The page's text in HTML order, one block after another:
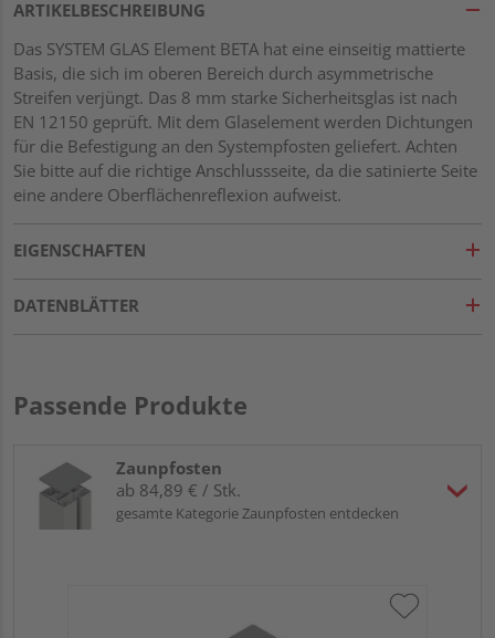
ARTIKELBESCHREIBUNG
Das SYSTEM GLAS Element BETA hat eine einseitig mattierte
Basis, die sich im oberen Bereich durch asymmetrische
Streifen verjüngt. Das 8 mm starke Sicherheitsglas ist nach
EN 12150 geprüft. Mit dem Glaselement werden Dichtungen
für die Befestigung an den Systempfosten geliefert. Achten
Sie bitte auf die richtige Anschlussseite, da die satinierte Seite
eine andere Oberflächenreflexion aufweist.
EIGENSCHAFTEN
DATENBLÄTTER
Passende Produkte
Zaunpfosten
ab 84,89 € / Stk.
gesamte Kategorie Zaunpfosten entdecken